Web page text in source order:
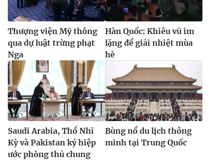
Thượng viện Mỹ thông
qua dự luật trừng phạt
Nga
Hàn Quốc: Khiêu vũ im
lặng để giải nhiệt mùa
hè
Saudi Arabia, Thổ Nhĩ
Kỳ và Pakistan ký hiệp
ước phòng thủ chung
Bùng nổ du lịch thông
minh tại Trung Quốc